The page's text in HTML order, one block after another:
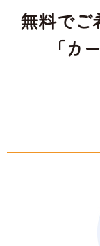
無料でご
「カ